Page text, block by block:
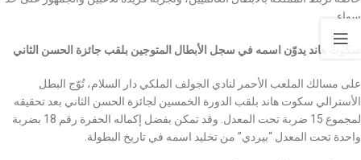
سواء.
سكوت هاند يدوّن اسمه في سجل الأبطال المتوجين بلقب جائزة الحسن الثاني
على مسالك الملعب الأحمر لنادي الجولف الملكي دار السلام، تُوّج البطل
الأسترالي سكوت هاند بلقب الدورة الخمسين لجائزة الحسن الثاني بعد تحقيقه
لمجموع 15 ضربة تحت المعدل. وقد تمكن بفضل إكماله الحفرة رقم 18 بضربة
واحدة تحت المعدل “بيردي” من تخليد اسمه في تاريخ البطولة.